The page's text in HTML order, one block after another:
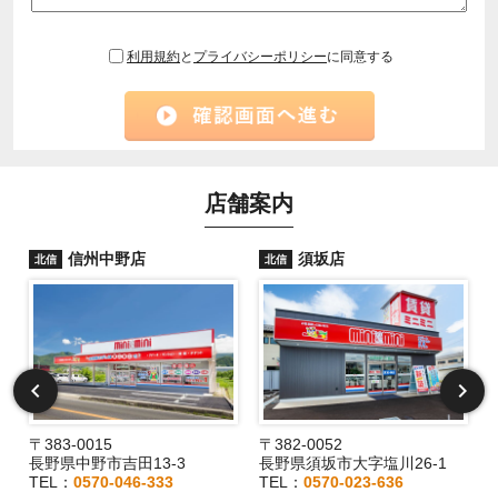
利用規約と プライバシーポリシーに同意する
店舗案内
北信 信州中野店
〒383-0015
長野県中野市吉田13-3
TEL： 0570-046-333
北信 須坂店
〒382-0052
長野県須坂市大字塩川26-1
TEL：0570-023-636